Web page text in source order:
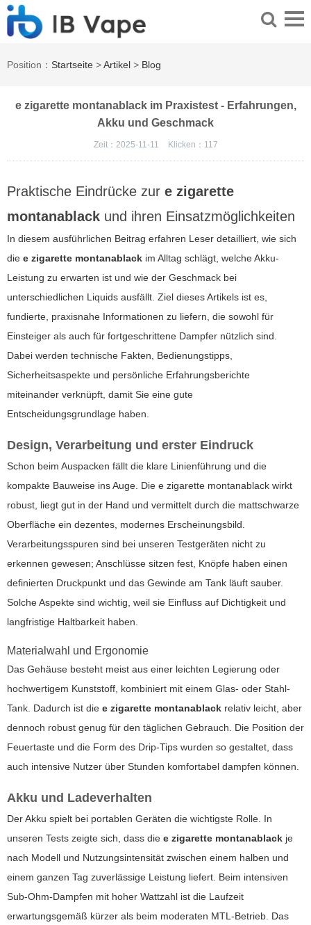
Position： Startseite >Artikel > Blog
e zigarette montanablack im Praxistest - Erfahrungen,
Akku und Geschmack
Zeit：2025-11-11 Klicken： 117
Praktische Eindrücke zur e zigarette
montanablack und ihren Einsatzmöglichkeiten
In diesem ausführlichen Beitrag erfahren Leser detailliert, wie sich
die e zigarette montanablack im Alltag schlägt, welche Akku-
Leistung zu erwarten ist und wie der Geschmack bei
unterschiedlichen Liquids ausfällt. Ziel dieses Artikels ist es,
fundierte, praxisnahe Informationen zu liefern, die sowohl für
Einsteiger als auch für fortgeschrittene Dampfer nützlich sind.
Dabei werden technische Fakten, Bedienungstipps,
Sicherheitsaspekte und persönliche Erfahrungsberichte
miteinander verknüpft, damit Sie eine gute
Entscheidungsgrundlage haben.
Design, Verarbeitung und erster Eindruck
Schon beim Auspacken fällt die klare Linienführung und die
kompakte Bauweise ins Auge. Die e zigarette montanablack wirkt
robust, liegt gut in der Hand und vermittelt durch die mattschwarze
Oberfläche ein dezentes, modernes Erscheinungsbild.
Verarbeitungsspuren sind bei unseren Testgeräten nicht zu
erkennen gewesen; Anschlüsse sitzen fest, Knöpfe haben einen
definierten Druckpunkt und das Gewinde am Tank läuft sauber.
Solche Aspekte sind wichtig, weil sie Einfluss auf Dichtigkeit und
langfristige Haltbarkeit haben.
Materialwahl und Ergonomie
Das Gehäuse besteht meist aus einer leichten Legierung oder
hochwertigem Kunststoff, kombiniert mit einem Glas- oder Stahl-
Tank. Dadurch ist die e zigarette montanablack relativ leicht, aber
dennoch robust genug für den täglichen Gebrauch. Die Position der
Feuertaste und die Form des Drip-Tips wurden so gestaltet, dass
auch intensive Nutzer über Stunden komfortabel dampfen können.
Akku und Ladeverhalten
Der Akku spielt bei portablen Geräten die wichtigste Rolle. In
unseren Tests zeigte sich, dass die e zigarette montanablack je
nach Modell und Nutzungsintensität zwischen einem halben und
einem ganzen Tag zuverlässige Leistung liefert. Beim intensiven
Sub-Ohm-Dampfen mit hoher Wattzahl ist die Laufzeit
erwartungsgemäß kürzer als beim moderaten MTL-Betrieb. Das